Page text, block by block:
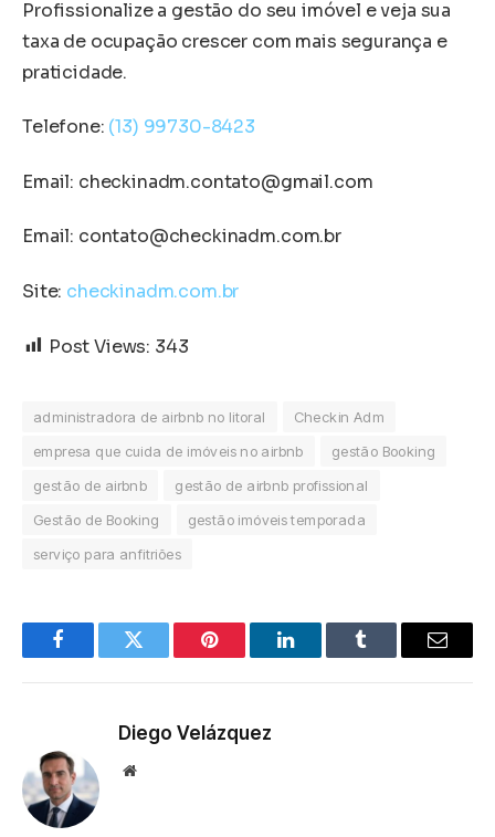
Profissionalize a gestão do seu imóvel e veja sua
taxa de ocupação crescer com mais segurança e
praticidade.
Telefone: (13) 99730-8423
Email: checkinadm.contato@gmail.com
Email: contato@checkinadm.com.br
Site: checkinadm.com.br
Post Views: 343
administradora de airbnb no litoral
Checkin Adm
empresa que cuida de imóveis no airbnb
gestão Booking
gestão de airbnb
gestão de airbnb profissional
Gestão de Booking
gestão imóveis temporada
serviço para anfitriões
FacebookTwitter Pinterest LinkedInTumblr Email
Diego Velázquez
Website